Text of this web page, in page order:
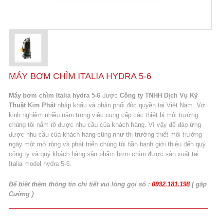
MÁY BƠM CHÌM ITALIA HYDRA 5-6
Máy bơm chìm Italia hydra 5-6được Công ty TNHH Dịch Vụ Kỹ
Thuật Kim Phátnhập khẩu và phân phối độc quyền tại Việt Nam. Với
kinh nghiệm nhiều năm trong việc cung cấp các thiết bị môi trường
chúng tôi nắm rõ được nhu cầu của khách hàng. Vì vậy để đáp ứng
được nhu cầu của khách hàng cũng như thị trường thiết môi trường
ngày một mở rộng và phát triển chúng tôi hần hạnh giới thiệu đến quý
công ty và quý khách hàng sản phẩm bơm chìm được sản xuất tại
Italia model hydra 5-6.
Để biết thêm thông tin chi tiết vui lòng gọi số : 0932.181.198( gặp
Cường )